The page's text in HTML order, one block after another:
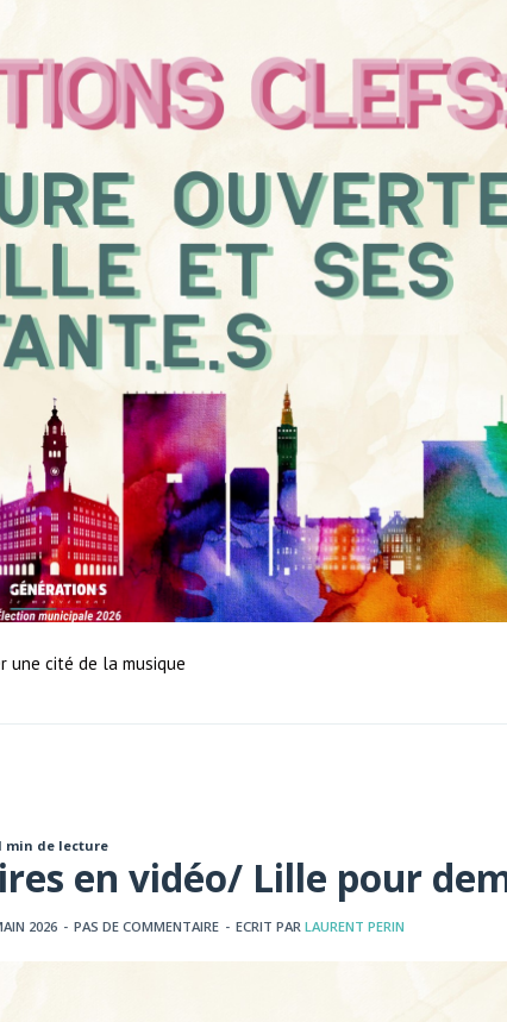
une cité de la musique
min de lecture
en vidéo/ Lille pour
2026 - PAS DE COMMENTAIRE - ECRIT PAR LAURENT PERIN